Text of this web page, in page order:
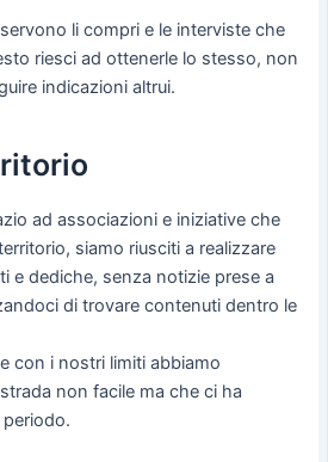
li compri e le interviste che
riesci ad ottenerle lo stesso, non
indicazioni altrui.
ad associazioni e iniziative che
siamo riusciti a realizzare
e dediche, senza notizie prese a
di trovare contenuti dentro le
con i nostri limiti abbiamo
non facile ma che ci ha